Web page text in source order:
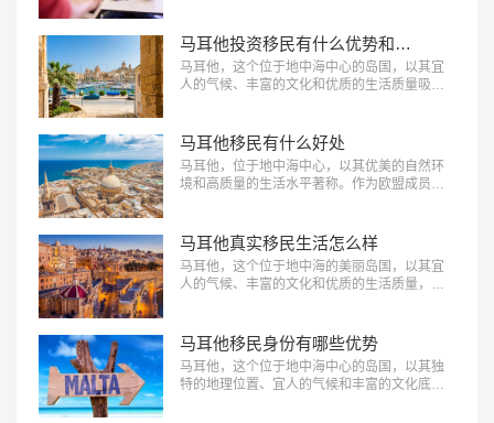
疗等多方面的复杂问题，下面美福国际为大家
简单进行马耳他移民常见问题解答，助力您顺
利开启马耳他移民之旅。…
马耳他投资移民有什么优势和劣势
马耳他，这个位于地中海中心的岛国，以其宜
人的气候、丰富的文化和优质的生活质量吸引
投资移民有什么优势和劣势呢？下面美福国际
为大家进行解析。…
马耳他移民有什么好处
马耳他，位于地中海中心，以其优美的自然环
境和高质量的生活水平著称。作为欧盟成员国
家解析，助您全面了解这一迷人的国度。…
马耳他真实移民生活怎么样
马耳他，这个位于地中海的美丽岛国，以其宜
人的气候、丰富的文化和优质的生活质量，吸
移民生活的各个方面，帮助您更好地了解这一
选择。…
马耳他移民身份有哪些优势
马耳他，这个位于地中海中心的岛国，以其独
特的地理位置、宜人的气候和丰富的文化底蕴